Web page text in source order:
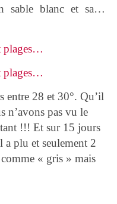
sable blanc et sa…
28 et 30°. Qu’il
n’avons pas vu le
!!! Et sur 15 jours
plu et seulement 2
« gris » mais